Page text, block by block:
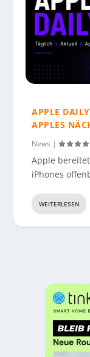
APPLE
APPLES
News |
Apple
iPhones
WEITERLESEN